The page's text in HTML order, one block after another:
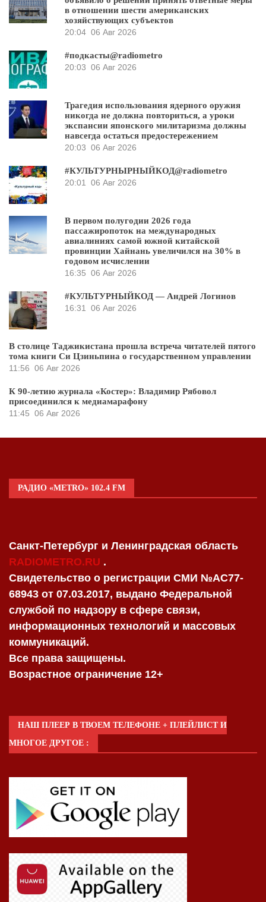
в отношении шести американских
хозяйствующих субъектов
20:04 06 Авг 2026
#подкасты@radiometro
20:03 06 Авг 2026
Трагедия использования ядерного оружия
никогда не должна повториться, а уроки
экспансии японского милитаризма должны
навсегда остаться предостережением
20:03 06 Авг 2026
#КУЛЬТУРНЫРНЫЙКОД@radiometro
20:01 06 Авг 2026
В первом полугодии 2026 года
пассажиропоток на международных
авиалиниях самой южной китайской
провинции Хайнань увеличился на 30% в
годовом исчислении
16:35 06 Авг 2026
#КУЛЬТУРНЫЙКОД — Андрей Логинов
16:31 06 Авг 2026
В столице Таджикистана прошла встреча читателей пятого
тома книги Си Цзиньпина о государственном управлении
11:56 06 Авг 2026
К 90-летию журнала «Костер»: Владимир Рябовол
присоединился к медиамарафону
11:45 06 Авг 2026
РАДИО «METRO» 102.4 FM
Санкт-Петербург и Ленинградская область
RADIOMETRO.RU .
Свидетельство о регистрации СМИ №AC77-
68943 от 07.03.2017, выдано Федеральной
службой по надзору в сфере связи,
информационных технологий и массовых
коммуникаций.
Все права защищены.
Возрастное ограничение 12+
НАШ ПЛЕЕР В ТВОЕМ ТЕЛЕФОНЕ + ПЛЕЙЛИСТ И
МНОГОЕ ДРУГОЕ :